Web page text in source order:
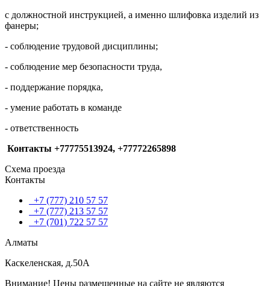
с должностной инструкцией, а именно шлифовка изделий из
фанеры;
- соблюдение трудовой дисциплины;
- соблюдение мер безопасности труда,
- поддержание порядка,
- умение работать в команде
- ответственность
Контакты +77775513924, +77772265898
Схема проезда
Контакты
+7 (777) 210 57 57
+7 (777) 213 57 57
+7 (701) 722 57 57
Алматы
Каскеленская, д.50А
Внимание! Цены размещенные на сайте не являются